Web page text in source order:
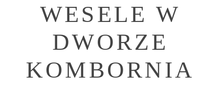
WESELE W
DWORZE
KOMBORNIA